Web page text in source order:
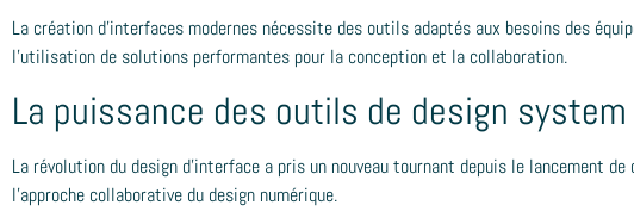
La création d'interfaces modernes nécessite des outils adaptés aux besoins des
l'utilisation de solutions performantes pour la conception et la collaboration.
La puissance des outils de design
La révolution du design d'interface a pris un nouveau tournant depuis le lancement
l'approche collaborative du design numérique.